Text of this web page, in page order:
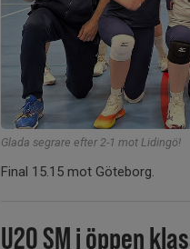
Glada segrare efter 2-1 mot Lidingö!
Final 15.15 mot Göteborg.
U20 SM i öppen